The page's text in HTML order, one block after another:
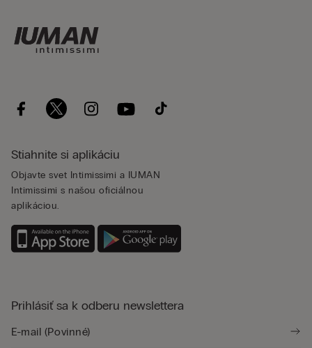
Stiahnite si aplikáciu
Objavte svet Intimissimi a IUMAN
Intimissimi s našou oficiálnou
aplikáciou.
Prihlásiť sa k odberu newslettera